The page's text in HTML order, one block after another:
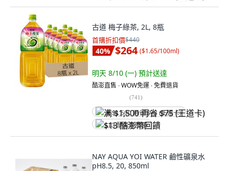
古道 梅子綠茶, 2L, 8瓶
首購折扣價$440
40% $264 ($1.65/100ml)
明天 8/10 (一) 預計送達
酷澎直售 ∙ WOW免運 ∙ 免費退貨
(741)
满 $1,500 再省 $75 (王道卡)
$13 酷澎幣回饋
NAY AQUA YOI WATER 鹼性礦泉水
pH8.5, 20, 850ml